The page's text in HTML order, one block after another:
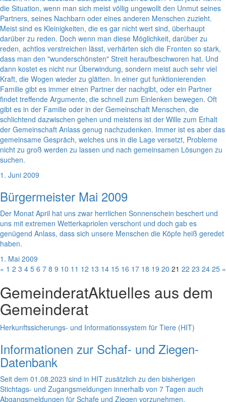
die Situation, wenn man sich meist völlig ungewollt den Unmut seines
Partners, seines Nachbarn oder eines anderen Menschen zuzieht.
Meist sind es Kleinigkeiten, die es gar nicht wert sind, überhaupt
darüber zu reden. Doch wenn man diese Möglichkeit, darüber zu
reden, achtlos verstreichen lässt, verhärten sich die Fronten so stark,
dass man den "wunderschönsten" Streit heraufbeschworen hat. Und
dann kostet es nicht nur Überwindung, sondern meist auch sehr viel
Kraft, die Wogen wieder zu glätten. In einer gut funktionierenden
Familie gibt es immer einen Partner der nachgibt, oder ein Partner
findet treffende Argumente, die schnell zum Einlenken bewegen. Oft
gibt es in der Familie oder in der Gemeinschaft Menschen, die
schlichtend dazwischen gehen und meistens ist der Wille zum Erhalt
der Gemeinschaft Anlass genug nachzudenken. Immer ist es aber das
gemeinsame Gespräch, welches uns in die Lage versetzt, Probleme
nicht zu groß werden zu lassen und nach gemeinsamen Lösungen zu
suchen.
1. Juni 2009
Bürgermeister Mai 2009
Der Monat April hat uns zwar herrlichen Sonnenschein beschert und
uns mit extremen Wetterkapriolen verschont und doch gab es
genügend Anlass, dass sich unsere Menschen die Köpfe heiß geredet
haben.
1. Mai 2009
« 1 2 3 4 5 6 7 8 9 10 11 12 13 14 15 16 17 18 19 20 21 22 23 24 25 »
GemeinderatAktuelles aus dem
Gemeinderat
Herkunftssicherungs- und Informationssystem für Tiere (HIT)
Informationen zur Schaf- und Ziegen-
Datenbank
Seit dem 01.08.2023 sind in HIT zusätzlich zu den bisherigen
Stichtags- und Zugangsmeldungen innerhalb von 7 Tagen auch
Abgangsmeldungen für Schafe und Ziegen vorzunehmen.